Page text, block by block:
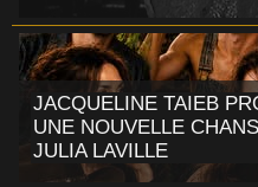
JACQUELINE TAIEB
UNE NOUVELLE
JULIA LAVILLE